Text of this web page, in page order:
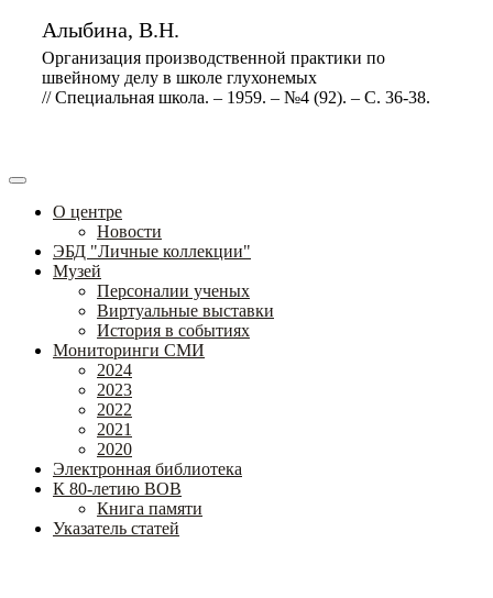
Алыбина, В.Н.
Организация производственной практики по
швейному делу в школе глухонемых
// Специальная школа. – 1959. – №4 (92). – С. 36-38.
О центре
Новости
ЭБД "Личные коллекции"
Музей
Персоналии ученых
Виртуальные выставки
История в событиях
Мониторинги СМИ
2024
2023
2022
2021
2020
Электронная библиотека
К 80-летию ВОВ
Книга памяти
Указатель статей